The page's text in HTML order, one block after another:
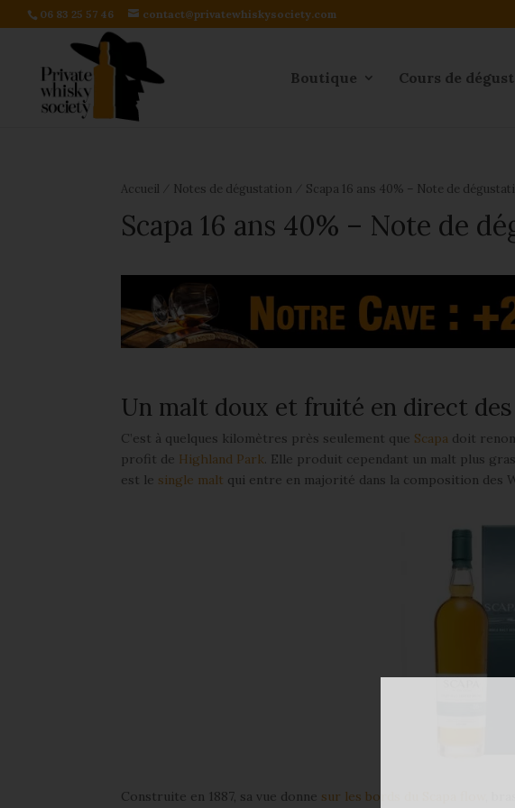
06 83 25 57 46 contact@privatewhiskysociety.com
Boutique Cours de
Accueil Notes de dégustation Scapa 16 ans 40% – Note de
Scapa 16 ans 40% – Note de
Un malt doux et fruité en direct des
C’est à quelques kilomètres près seulement que Scapa doit
profit de Highland Park. Elle produit cependant un malt plus
est le single malt qui entre en majorité dans la composition des
Construite en 1887, sa vue donne sur les bords du Scapa flow
,